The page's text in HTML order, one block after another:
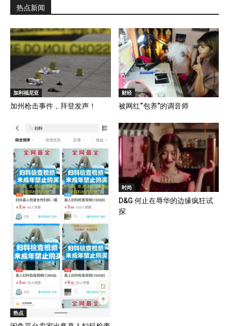
热点新闻
加利福尼亚
加州枪击事件，拜登发声！
财经
被网红“包养”的调音师
热点
时尚
D&G 何止在辱华的边缘疯狂试
探